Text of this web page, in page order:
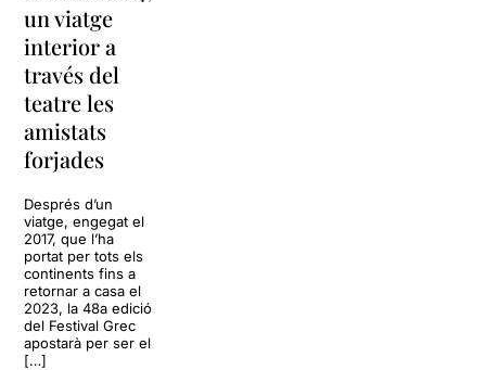
un viatge
interior a
través del
teatre les
amistats
forjades
Després d’un
viatge, engegat el
2017, que l’ha
portat per tots els
continents fins a
retornar a casa el
2023, la 48a edició
del Festival Grec
apostarà per ser el
[…]